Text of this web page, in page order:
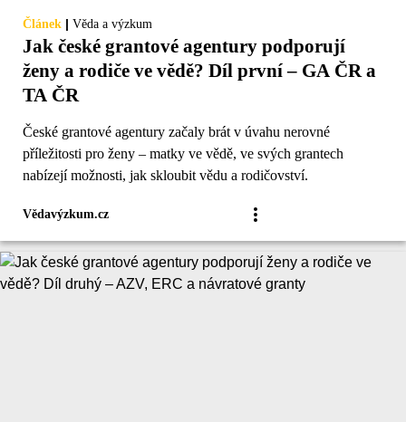
Článek | Věda a výzkum
Jak české grantové agentury podporují
ženy a rodiče ve vědě? Díl první – GA ČR a
TA ČR
České grantové agentury začaly brát v úvahu nerovné
příležitosti pro ženy – matky ve vědě, ve svých grantech
nabízejí možnosti, jak skloubit vědu a rodičovství.
Vědavýzkum.cz